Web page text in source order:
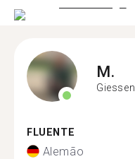
M.
Giessen
FLUENTE
Alemão